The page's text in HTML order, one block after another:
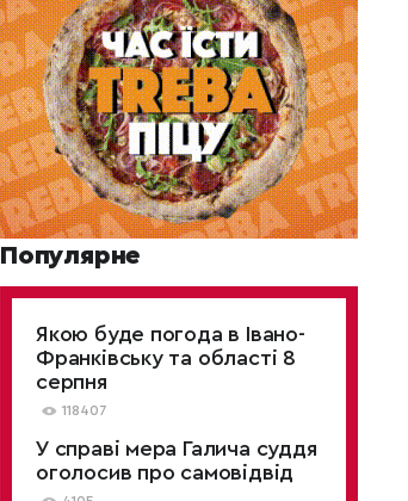
Популярне
Якою буде погода в Івано-
Франківську та області 8
серпня
118407
У справі мера Галича суддя
оголосив про самовідвід